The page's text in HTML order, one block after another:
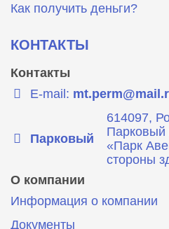
Как получить деньги?
КОНТАКТЫ
Контакты
E-mail:
Парковый
614097,
Парковый
«Парк
стороны
О компании
Информация о компании
Документы